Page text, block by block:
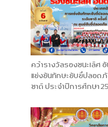
คว้ารางวัลรองชนะเลิศ
แข่งขันทักษะขับขี่ปลอด
ชาติ ประจำปีการศึกษา